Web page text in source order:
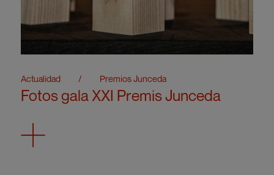
Actualidad / Premios Junceda
Fotos gala XXI Premis Junceda